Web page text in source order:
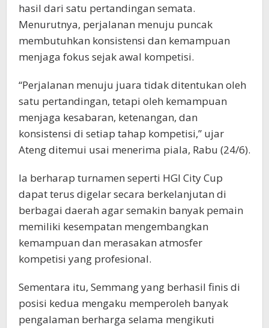
hasil dari satu pertandingan semata.
Menurutnya, perjalanan menuju puncak
membutuhkan konsistensi dan kemampuan
menjaga fokus sejak awal kompetisi.
“Perjalanan menuju juara tidak ditentukan oleh
satu pertandingan, tetapi oleh kemampuan
menjaga kesabaran, ketenangan, dan
konsistensi di setiap tahap kompetisi,” ujar
Ateng ditemui usai menerima piala, Rabu (24/6).
Ia berharap turnamen seperti HGI City Cup
dapat terus digelar secara berkelanjutan di
berbagai daerah agar semakin banyak pemain
memiliki kesempatan mengembangkan
kemampuan dan merasakan atmosfer
kompetisi yang profesional.
Sementara itu, Semmang yang berhasil finis di
posisi kedua mengaku memperoleh banyak
pengalaman berharga selama mengikuti